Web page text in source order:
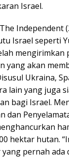
Israel.
Independent
Israel seperti
mengirimkan
yang akan
Ukraina,
lain yang juga
bagi Israel.
dan
hektar hutan.
pernah ada